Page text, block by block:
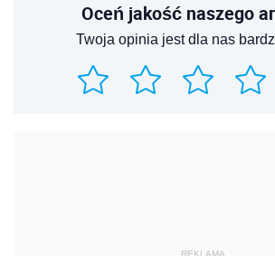
Oceń jakość naszego
Twoja opinia jest dla nas